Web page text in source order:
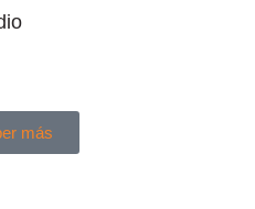
más